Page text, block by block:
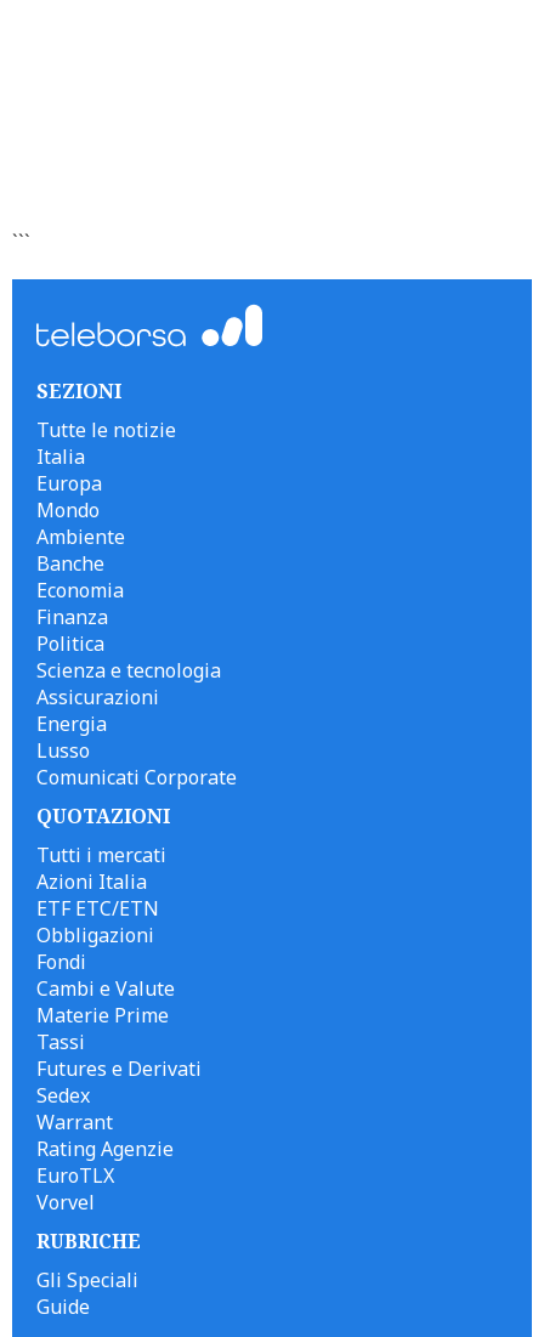
```
SEZIONI
Tutte le notizie
Italia
Europa
Mondo
Ambiente
Banche
Economia
Finanza
Politica
Scienza e tecnologia
Assicurazioni
Energia
Lusso
Comunicati Corporate
QUOTAZIONI
Tutti i mercati
Azioni Italia
ETF ETC/ETN
Obbligazioni
Fondi
Cambi e Valute
Materie Prime
Tassi
Futures e Derivati
Sedex
Warrant
Rating Agenzie
EuroTLX
Vorvel
RUBRICHE
Gli Speciali
Guide